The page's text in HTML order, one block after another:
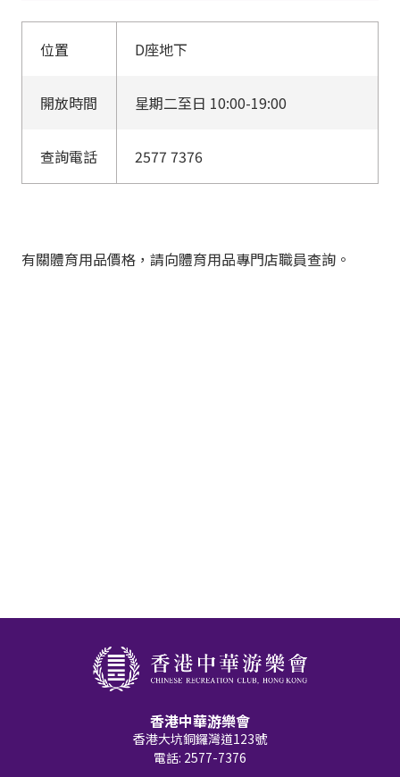
位置 D座地下
開放時間 星期二至日 10:00-19:00
查詢電話 2577 7376
有關體育用品價格，請向體育用品專門店職員查詢。
香港中華游樂會
香港大坑銅鑼灣道123號
電話: 2577-7376